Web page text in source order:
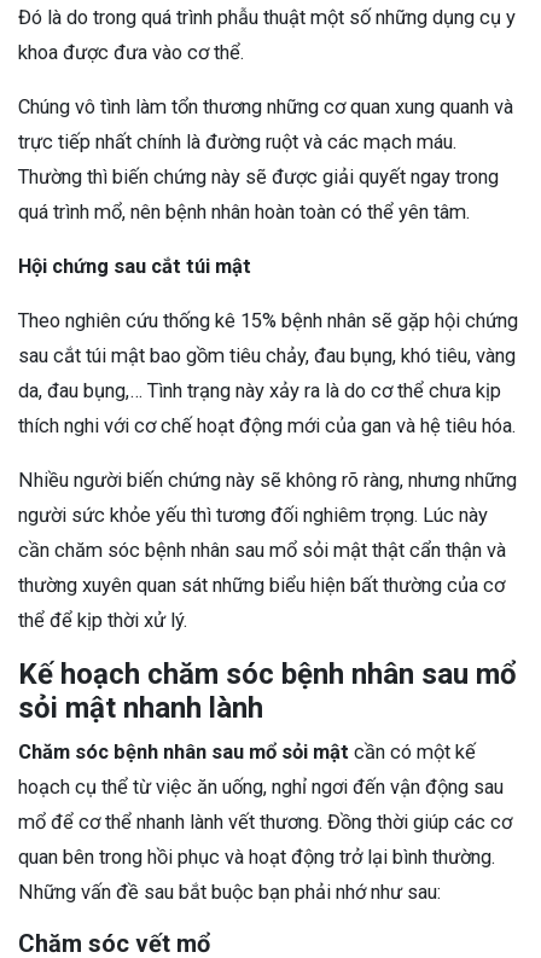
Đó là do trong quá trình phẫu thuật một số những dụng cụ y
khoa được đưa vào cơ thể.
Chúng vô tình làm tổn thương những cơ quan xung quanh và
trực tiếp nhất chính là đường ruột và các mạch máu.
Thường thì biến chứng này sẽ được giải quyết ngay trong
quá trình mổ, nên bệnh nhân hoàn toàn có thể yên tâm.
Hội chứng sau cắt túi mật
Theo nghiên cứu thống kê 15% bệnh nhân sẽ gặp hội chứng
sau cắt túi mật bao gồm tiêu chảy, đau bụng, khó tiêu, vàng
da, đau bụng,… Tình trạng này xảy ra là do cơ thể chưa kịp
thích nghi với cơ chế hoạt động mới của gan và hệ tiêu hóa.
Nhiều người biến chứng này sẽ không rõ ràng, nhưng những
người sức khỏe yếu thì tương đối nghiêm trọng. Lúc này
cần chăm sóc bệnh nhân sau mổ sỏi mật thật cẩn thận và
thường xuyên quan sát những biểu hiện bất thường của cơ
thể để kịp thời xử lý.
Kế hoạch chăm sóc bệnh nhân sau mổ
sỏi mật nhanh lành
Chăm sóc bệnh nhân sau mổ sỏi mật cần có một kế
hoạch cụ thể từ việc ăn uống, nghỉ ngơi đến vận động sau
mổ để cơ thể nhanh lành vết thương. Đồng thời giúp các cơ
quan bên trong hồi phục và hoạt động trở lại bình thường.
Những vấn đề sau bắt buộc bạn phải nhớ như sau:
Chăm sóc vết mổ